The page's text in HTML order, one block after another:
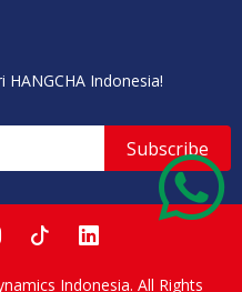
Indonesia!
Indonesia. All Rights